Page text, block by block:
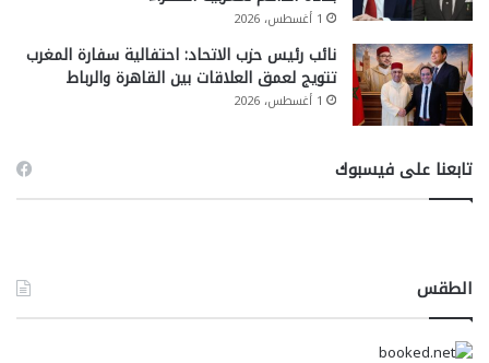
1 أغسطس، 2026
نائب رئيس حزب الاتحاد: احتفالية سفارة المغرب
تتويج لعمق العلاقات بين القاهرة والرباط
1 أغسطس، 2026
تابعنا على فيسبوك
الطقس